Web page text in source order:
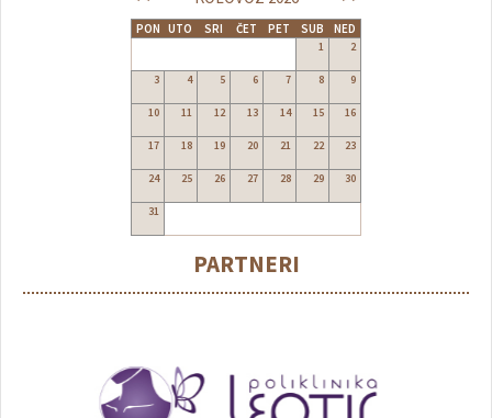
PON UTO SRI ČET PET SUB NED
1 2
3 4 5 6 7 8 9
10 11 12 13 14 15 16
17 18 19 20 21 22 23
24 25 26 27 28 29 30
31
PARTNERI